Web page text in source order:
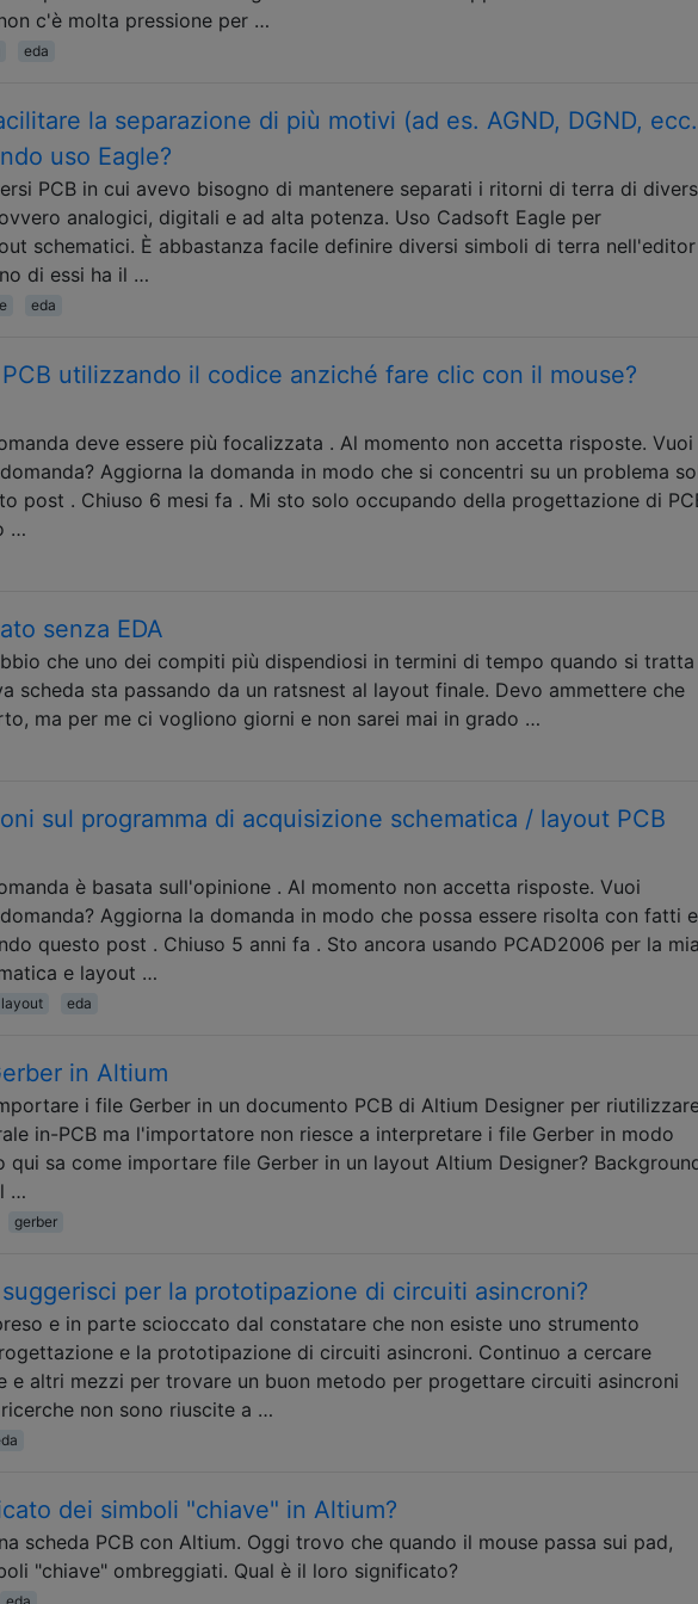
c'è molta pressione per …
eda
la separazione di più motivi (ad es. AGND, DGND,
uso Eagle?
PCB in cui avevo bisogno di mantenere separati i ritorni di terra di
analogici, digitali e ad alta potenza. Uso Cadsoft Eagle per
schematici. È abbastanza facile definire diversi simboli di terra nell'editor
di essi ha il …
eda
utilizzando il codice anziché fare clic con il mouse?
deve essere più focalizzata . Al momento non accetta risposte. Vuoi
Aggiorna la domanda in modo che si concentri su un problema
post . Chiuso 6 mesi fa . Mi sto solo occupando della progettazione di
…
senza EDA
che uno dei compiti più dispendiosi in termini di tempo quando si
scheda sta passando da un ratsnest al layout finale. Devo ammettere che
ma per me ci vogliono giorni e non sarei mai in grado …
sul programma di acquisizione schematica / layout PCB
è basata sull'opinione . Al momento non accetta risposte. Vuoi
Aggiorna la domanda in modo che possa essere risolta con fatti e
questo post . Chiuso 5 anni fa . Sto ancora usando PCAD2006 per la mia
e layout …
layout eda
in Altium
i file Gerber in un documento PCB di Altium Designer per
in-PCB ma l'importatore non riesce a interpretare i file Gerber in modo
qui sa come importare file Gerber in un layout Altium Designer?
…
gerber
per la prototipazione di circuiti asincroni?
e in parte scioccato dal constatare che non esiste uno strumento
e la prototipazione di circuiti asincroni. Continuo a cercare
e altri mezzi per trovare un buon metodo per progettare circuiti asincroni
non sono riuscite a …
dei simboli "chiave" in Altium?
scheda PCB con Altium. Oggi trovo che quando il mouse passa sui pad,
"chiave" ombreggiati. Qual è il loro significato?